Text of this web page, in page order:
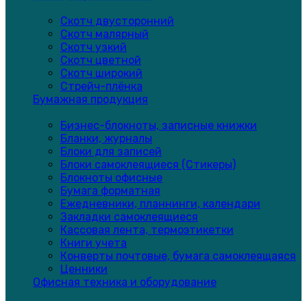
Скотч двусторонний
Скотч малярный
Скотч узкий
Скотч цветной
Скотч широкий
Стрейч-плёнка
Бумажная продукция
Бизнес-блокноты, записные книжки
Бланки, журналы
Блоки для записей
Блоки самоклеящиеся (Стикеры)
Блокноты офисные
Бумага форматная
Ежедневники, планнинги, календари
Закладки самоклеящиеся
Кассовая лента, термоэтикетки
Книги учета
Конверты почтовые, бумага самоклеящаяся
Ценники
Офисная техника и оборудование